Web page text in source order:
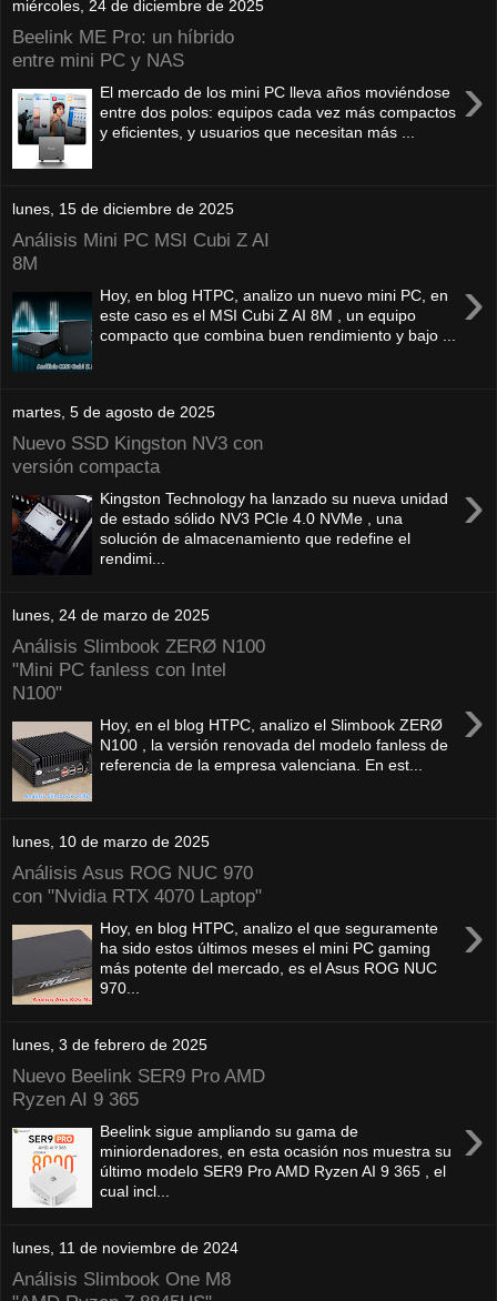
miércoles, 24 de diciembre de 2025
Beelink ME Pro: un híbrido
entre mini PC y NAS
›
El mercado de los mini PC lleva años moviéndose
entre dos polos: equipos cada vez más compactos
y eficientes, y usuarios que necesitan más ...
lunes, 15 de diciembre de 2025
Análisis Mini PC MSI Cubi Z AI
8M
›
Hoy, en blog HTPC, analizo un nuevo mini PC, en
este caso es el MSI Cubi Z AI 8M , un equipo
compacto que combina buen rendimiento y bajo ...
martes, 5 de agosto de 2025
Nuevo SSD Kingston NV3 con
versión compacta
›
Kingston Technology ha lanzado su nueva unidad
de estado sólido NV3 PCIe 4.0 NVMe , una
solución de almacenamiento que redefine el
rendimi...
lunes, 24 de marzo de 2025
Análisis Slimbook ZERØ N100
"Mini PC fanless con Intel
N100"
›
Hoy, en el blog HTPC, analizo el Slimbook ZERØ
N100 , la versión renovada del modelo fanless de
referencia de la empresa valenciana. En est...
lunes, 10 de marzo de 2025
Análisis Asus ROG NUC 970
con "Nvidia RTX 4070 Laptop"
›
Hoy, en blog HTPC, analizo el que seguramente
ha sido estos últimos meses el mini PC gaming
más potente del mercado, es el Asus ROG NUC
970...
lunes, 3 de febrero de 2025
Nuevo Beelink SER9 Pro AMD
Ryzen AI 9 365
›
Beelink sigue ampliando su gama de
miniordenadores, en esta ocasión nos muestra su
último modelo SER9 Pro AMD Ryzen AI 9 365 , el
cual incl...
lunes, 11 de noviembre de 2024
Análisis Slimbook One M8